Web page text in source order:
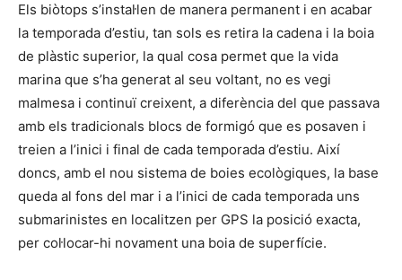
Els biòtops s’instal·len de manera permanent i en acabar
la temporada d’estiu, tan sols es retira la cadena i la boia
de plàstic superior, la qual cosa permet que la vida
marina que s’ha generat al seu voltant, no es vegi
malmesa i continuï creixent, a diferència del que passava
amb els tradicionals blocs de formigó que es posaven i
treien a l’inici i final de cada temporada d’estiu. Així
doncs, amb el nou sistema de boies ecològiques, la base
queda al fons del mar i a l’inici de cada temporada uns
submarinistes en localitzen per GPS la posició exacta,
per col·locar-hi novament una boia de superfície.